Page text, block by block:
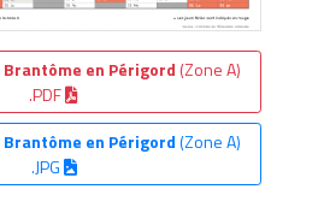
Brantôme en Périgord (Zone A)
.PDF
Brantôme en Périgord(Zone A)
.JPG